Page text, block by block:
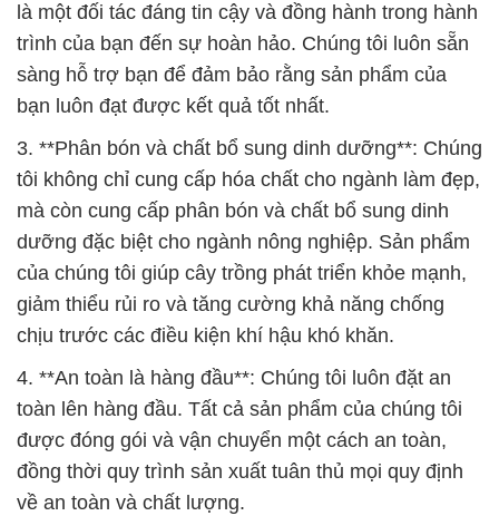
là một đối tác đáng tin cậy và đồng hành trong hành
trình của bạn đến sự hoàn hảo. Chúng tôi luôn sẵn
sàng hỗ trợ bạn để đảm bảo rằng sản phẩm của
bạn luôn đạt được kết quả tốt nhất.
3. **Phân bón và chất bổ sung dinh dưỡng**: Chúng
tôi không chỉ cung cấp hóa chất cho ngành làm đẹp,
mà còn cung cấp phân bón và chất bổ sung dinh
dưỡng đặc biệt cho ngành nông nghiệp. Sản phẩm
của chúng tôi giúp cây trồng phát triển khỏe mạnh,
giảm thiểu rủi ro và tăng cường khả năng chống
chịu trước các điều kiện khí hậu khó khăn.
4. **An toàn là hàng đầu**: Chúng tôi luôn đặt an
toàn lên hàng đầu. Tất cả sản phẩm của chúng tôi
được đóng gói và vận chuyển một cách an toàn,
đồng thời quy trình sản xuất tuân thủ mọi quy định
về an toàn và chất lượng.